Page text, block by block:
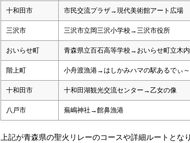
十和田市 市民交流プラザ→現代美術館アート広場
三沢市 三沢市立岡三沢小学校→三沢市役所
おいらせ町 青森県立百石高等学校→おいらせ町立木
階上町 小舟渡漁港→はしかみハマの駅あるでぃ
十和田市 十和田湖観光交流センター→乙女の像
八戸市 蕪嶋神社→館鼻漁港
上記が青森県の聖火リレーのコースや詳細ルートとな